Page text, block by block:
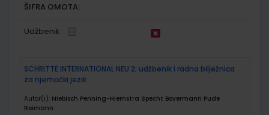
ŠIFRA OMOTA:
Udžbenik
SCHRITTE INTERNATIONAL NEU 2; udžbenik i radna bilježnica
za njemački jezik
Autor(i): Niebisch Penning-Hiemstra Specht Bovermann Pude
Reimann